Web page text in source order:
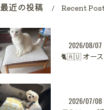
最近の投稿 Recent
2026/08/07
2026/07/08